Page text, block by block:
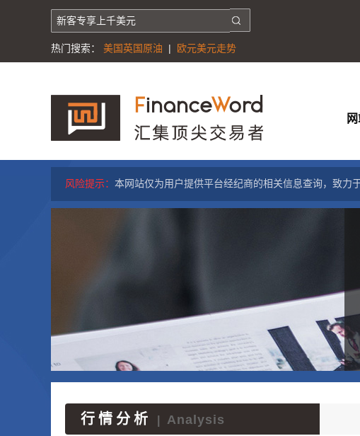
热门搜索： 美国英国原油 | 欧元美元走势
风险提示： 本网站仅为用户提供平台经纪商的相关信息查询，致力
行情分析 Analysis